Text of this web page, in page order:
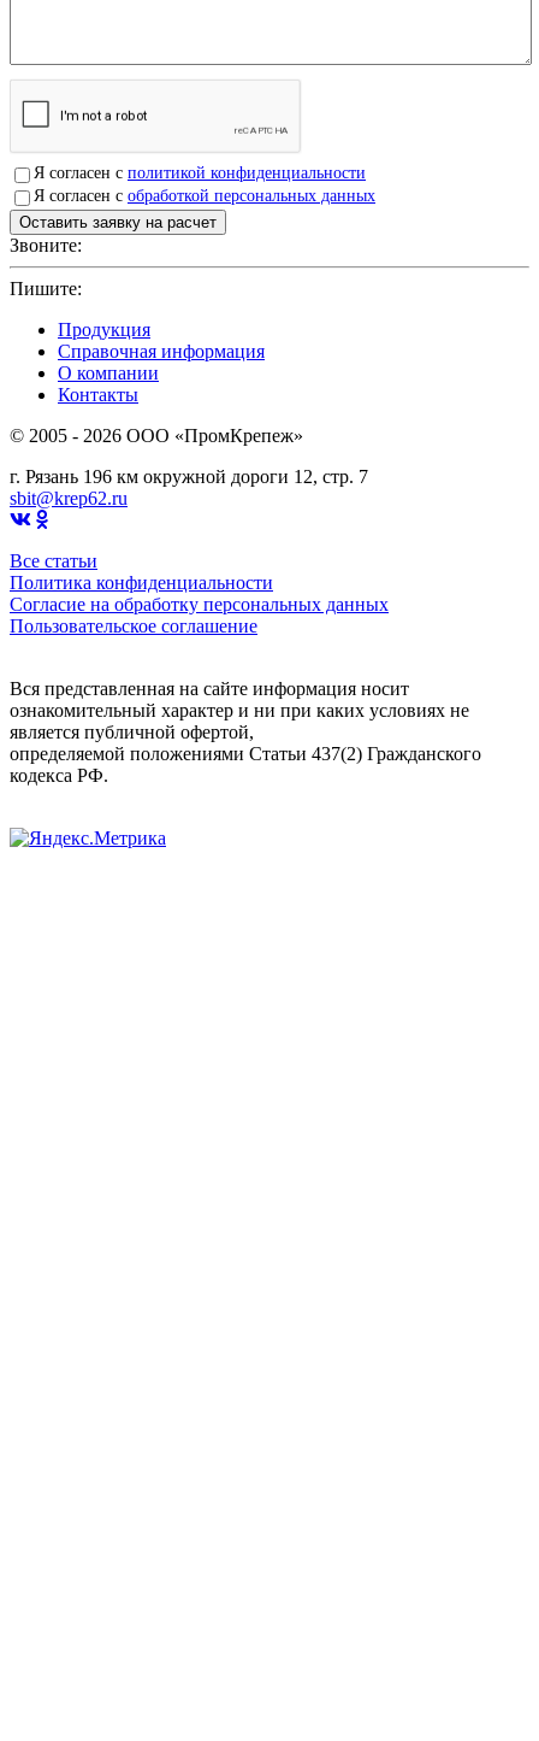
Я согласен с политикой конфиденциальности
Я согласен с обработкой персональных данных
Звоните:
Пишите:
Продукция
Справочная информация
О компании
Контакты
© 2005 - 2026 OOO «ПромКрепеж»
г. Рязань 196 км окружной дороги 12, стр. 7
sbit@krep62.ru
Все статьи
Политика конфиденциальности
Согласие на обработку персональных данных
Пользовательское соглашение
Вся представленная на сайте информация носит
ознакомительный характер и ни при каких условиях не
является публичной офертой,
определяемой положениями Статьи 437(2) Гражданского
кодекса РФ.